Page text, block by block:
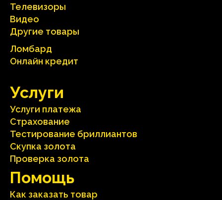
Телевизоры
Видео
Другие товары
Ломбард
Онлайн кредит
Услуги
Услуги платежа
Страхование
Тестирование бриллиантов
Скупка золота
Проверка золота
Помощь
Как заказать товар